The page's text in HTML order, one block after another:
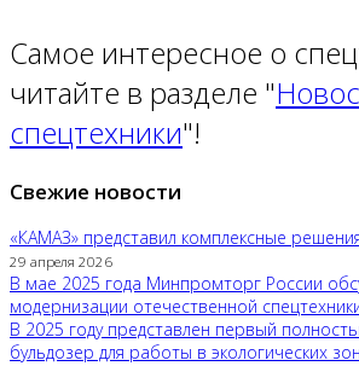
Самое интересное о
читайте в разделе "
спецтехники"!
Свежие новости
«КАМАЗ» представил комплексные
29 апреля 2026
В мае 2025 года Минпромторг России
модернизации отечественной
В 2025 году представлен первый
бульдозер для работы в экологических